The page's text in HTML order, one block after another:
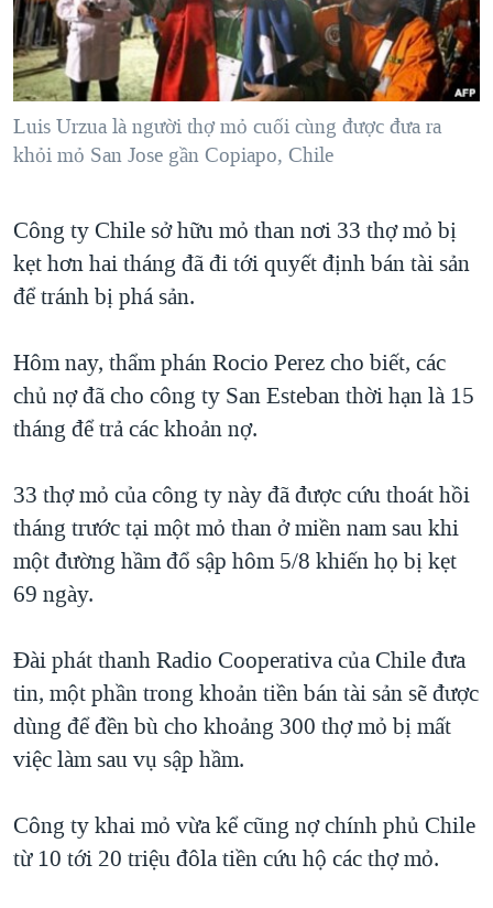
"Tìm"NGƯỜI VIỆT HẢI NGOẠI
ĐỜI SỐNG
KINH TẾ
VĂN HOÁ
THỂ THAO
GIÁO DỤC
TẠI
HÀNH TRÌNH BẦU CỬ 2024
MỘT NĂM CHIẾN TRANH TẠI DẢI GAZA
GIẢI MÃ VÀNH ĐAI & CON ĐƯỜNG
NGÀY TỊ NẠN THẾ GIỚI
GROUND ZERO – XƯA VÀ NAY
THƯỢNG ĐỈNH TRUMP-KIM TẠI VIỆT NAM
TRỊNH VĨNH BÌNH VS. CHÍNH PHỦ VIỆT NAM
NGƯ DÂN VIỆT VÀ LÀN SÓNG TRỘM HẢI SÂM
QUAN HỆ VIỆT MỸ
VIDEO
NGHE
MẠNG XÃ HỘI
Ngôn ngữ khác
Luis Urzua là người thợ mỏ cuối cùng được đưa ra
khỏi mỏ San Jose gần Copiapo, Chile
Công ty Chile sở hữu mỏ than nơi 33 thợ mỏ bị
kẹt hơn hai tháng đã đi tới quyết định bán tài sản
để tránh bị phá sản.
Hôm nay, thẩm phán Rocio Perez cho biết, các
chủ nợ đã cho công ty San Esteban thời hạn là 15
tháng để trả các khoản nợ.
33 thợ mỏ của công ty này đã được cứu thoát hồi
tháng trước tại một mỏ than ở miền nam sau khi
một đường hầm đổ sập hôm 5/8 khiến họ bị kẹt
69 ngày.
Đài phát thanh Radio Cooperativa của Chile đưa
tin, một phần trong khoản tiền bán tài sản sẽ được
dùng để đền bù cho khoảng 300 thợ mỏ bị mất
việc làm sau vụ sập hầm.
Công ty khai mỏ vừa kể cũng nợ chính phủ Chile
từ 10 tới 20 triệu đôla tiền cứu hộ các thợ mỏ.